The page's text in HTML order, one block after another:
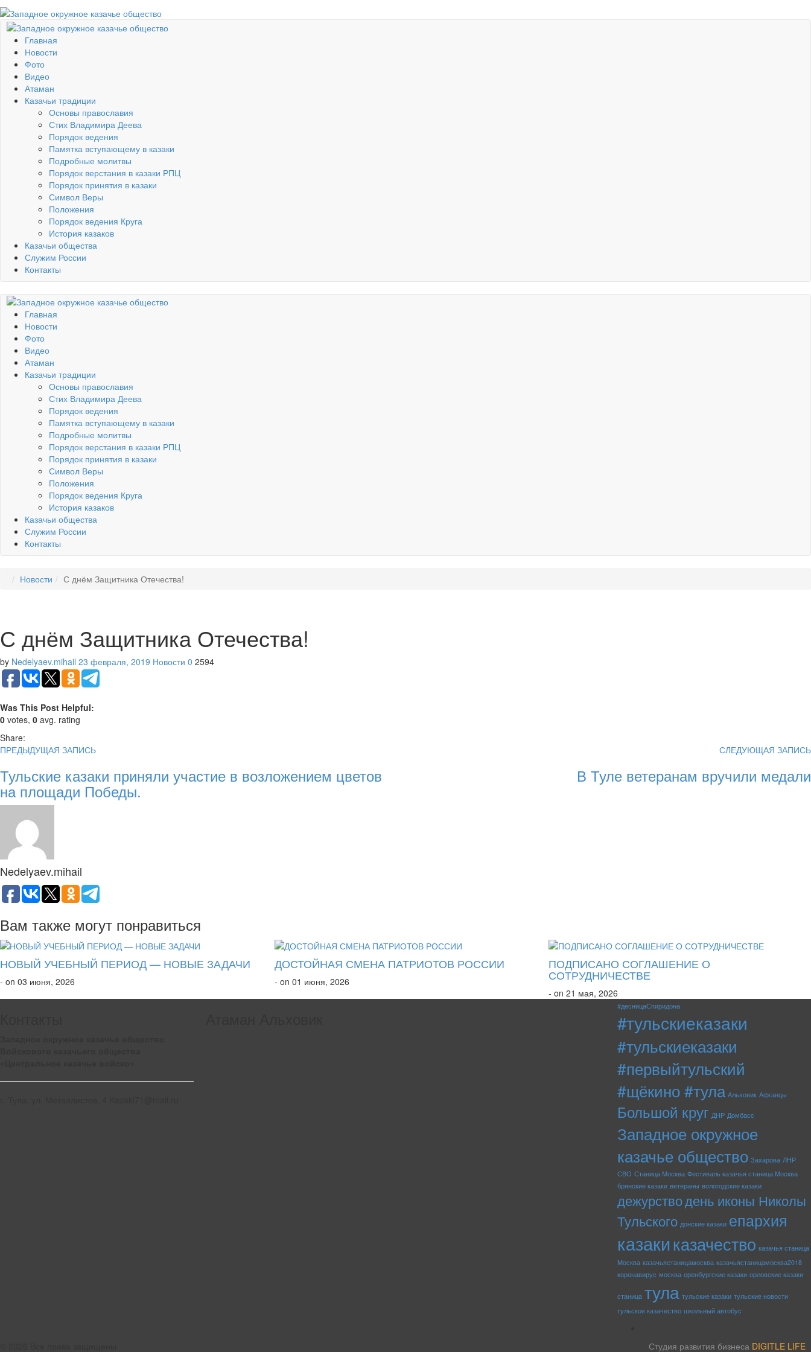
Главная
Новости
Фото
Видео
Атаман
Казачьи традиции
Основы православия
Стих Владимира Деева
Порядок ведения
Памятка вступающему в казаки
Подробные молитвы
Порядок верстания в казаки РПЦ
Порядок принятия в казаки
Символ Веры
Положения
Порядок ведения Круга
История казаков
Казачьи общества
Служим России
Контакты
Главная
Новости
Фото
Видео
Атаман
Казачьи традиции
Основы православия
Стих Владимира Деева
Порядок ведения
Памятка вступающему в казаки
Подробные молитвы
Порядок верстания в казаки РПЦ
Порядок принятия в казаки
Символ Веры
Положения
Порядок ведения Круга
История казаков
Казачьи общества
Служим России
Контакты
Новости С днём Защитника Отечества!
С днём Защитника Отечества!
by Nedelyaev.mihail 23 февраля, 2019 Новости 0 2594
Was This Post Helpful:
0 votes, 0 avg. rating
Share:
ПРЕДЫДУЩАЯ ЗАПИСЬ
Тульские казаки приняли участие в возложением цветов
на площади Победы.
СЛЕДУЮЩАЯ ЗАПИСЬ
В Туле ветеранам вручили медали
Nedelyaev.mihail
Вам также могут понравиться
НОВЫЙ УЧЕБНЫЙ ПЕРИОД — НОВЫЕ ЗАДАЧИ
- on 03 июня, 2026
ДОСТОЙНАЯ СМЕНА ПАТРИОТОВ РОССИИ
- on 01 июня, 2026
ПОДПИСАНО СОГЛАШЕНИЕ О
СОТРУДНИЧЕСТВЕ
- on 21 мая, 2026
#десницаСпиридона
#тульскиеказаки
#тульскиеказаки
#первыйтульский
#щёкино #тула Альховик Афганцы
Большой круг ДНР Домбасс
Западное окружное
казачье общество Захарова ЛНР
СВО Станица Москва Фестиваль казачья станица Москва
брянские казаки ветераны вологодские казаки
дежурстводень иконы Николы
Тульского донские казаки епархия
казакиказачество казачья станица
Москва казачьястаницамосква казачьястаницамосква2018
коронавирус москва оренбургские казаки орловские казаки
станица тула тульские казаки тульские новости
тульское казачество школьный автобус
Студия развития бизнеса DIGITLE LIFE